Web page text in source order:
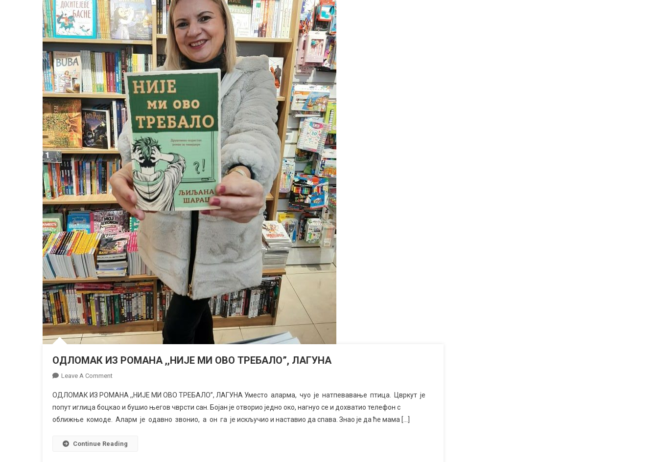
ОДЛОМАК ИЗ РОМАНА ,,НИЈЕ МИ ОВО ТРЕБАЛО”, ЛАГУНА
Leave A CommentOn
ИЗ
РОМАНА
,,НИЈЕ
ОВО
ОДЛОМАК ИЗ РОМАНА ,,НИЈЕ МИ ОВО ТРЕБАЛО”, ЛАГУНА Уместо аларма, чуо је натпевавање птица. Цвркут је
попут иглица боцкао и бушио његов чврсти сан. Бојан је отворио једно око, нагнуо се и дохватио телефон с
оближње комоде. Аларм је одавно звонио, а он га је искључио и наставио да спава. Знао је да ће мама […]
Continue Reading